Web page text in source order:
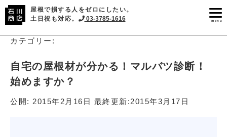
屋根で損する人をゼロにしたい。
土日祝も対応。
03-3785-1616 menu
カテゴリー:
自宅の屋根材が分かる！マルバツ診断！
始めますか？
公開: 2015年2月16日 最終更新:2015年3月17日